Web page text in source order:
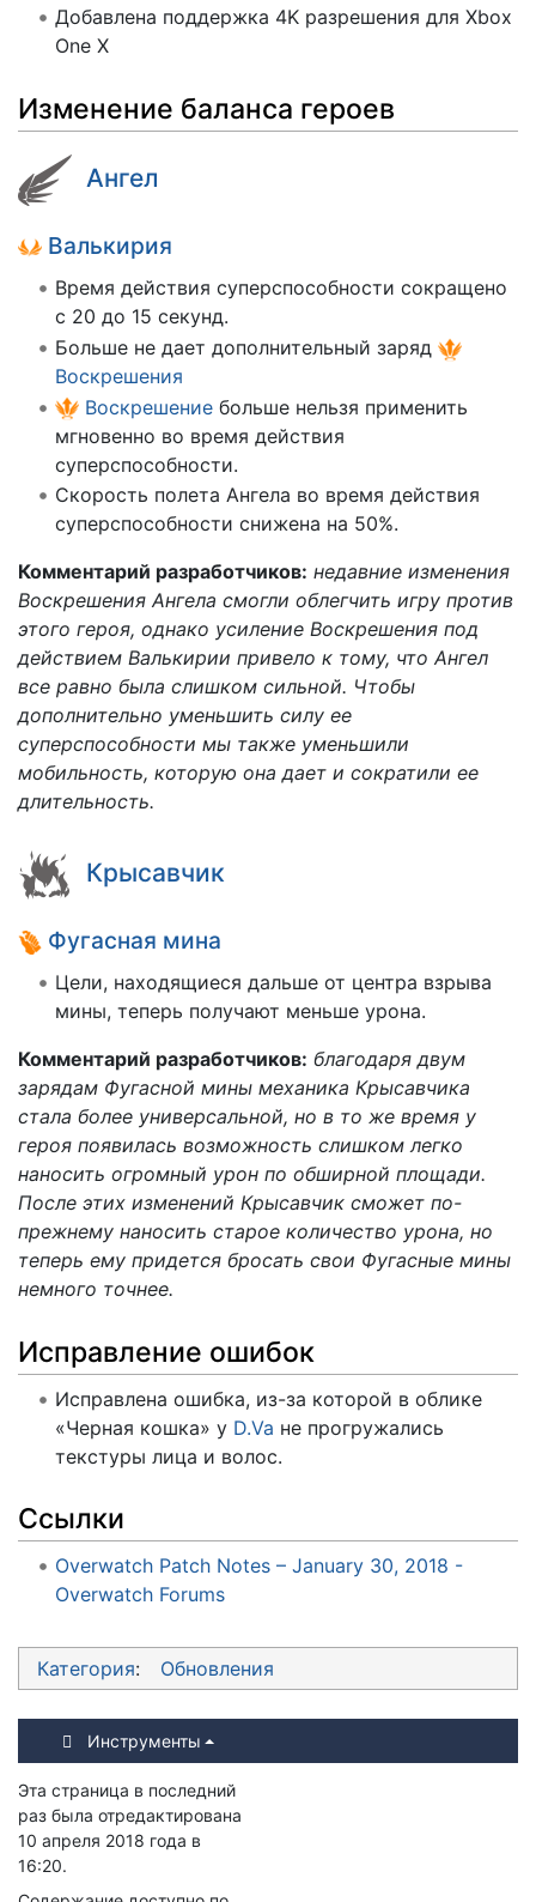
Добавлена поддержка 4K разрешения для Xbox
One X
Изменение баланса героев
Ангел
Валькирия
Время действия суперспособности сокращено
с 20 до 15 секунд.
Больше не дает дополнительный заряд
Воскрешения
Воскрешениебольше нельзя применить
мгновенно во время действия
суперспособности.
Скорость полета Ангела во время действия
суперспособности снижена на 50%.
Комментарий разработчиков: недавние изменения
Воскрешения Ангела смогли облегчить игру против
этого героя, однако усиление Воскрешения под
действием Валькирии привело к тому, что Ангел
все равно была слишком сильной. Чтобы
дополнительно уменьшить силу ее
суперспособности мы также уменьшили
мобильность, которую она дает и сократили ее
длительность.
Крысавчик
Фугасная мина
Цели, находящиеся дальше от центра взрыва
мины, теперь получают меньше урона.
Комментарий разработчиков: благодаря двум
зарядам Фугасной мины механика Крысавчика
стала более универсальной, но в то же время у
героя появилась возможность слишком легко
наносить огромный урон по обширной площади.
После этих изменений Крысавчик сможет по-
прежнему наносить старое количество урона, но
теперь ему придется бросать свои Фугасные мины
немного точнее.
Исправление ошибок
Исправлена ошибка, из-за которой в облике
«Черная кошка» у D.Va не прогружались
текстуры лица и волос.
Ссылки
Overwatch Patch Notes – January 30, 2018 -
Overwatch Forums
Категория: Обновления
Инструменты
Эта страница в последний
раз была отредактирована
10 апреля 2018 года в
16:20.